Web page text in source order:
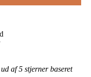
af 5 stjerner baseret